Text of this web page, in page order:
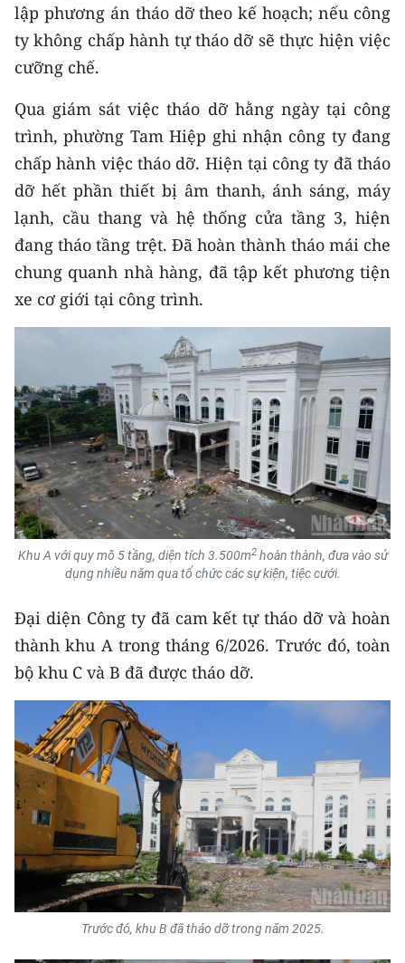
lập phương án tháo dỡ theo kế hoạch; nếu công
ty không chấp hành tự tháo dỡ sẽ thực hiện việc
cưỡng chế.
Qua giám sát việc tháo dỡ hằng ngày tại công
trình, phường Tam Hiệp ghi nhận công ty đang
chấp hành việc tháo dỡ. Hiện tại công ty đã tháo
dỡ hết phần thiết bị âm thanh, ánh sáng, máy
lạnh, cầu thang và hệ thống cửa tầng 3, hiện
đang tháo tầng trệt. Đã hoàn thành tháo mái che
chung quanh nhà hàng, đã tập kết phương tiện
xe cơ giới tại công trình.
Khu A với quy mô 5 tầng, diện tích 3.500m2hoàn thành, đưa vào sử
dụng nhiều năm qua tổ chức các sự kiện, tiệc cưới.
Đại diện Công ty đã cam kết tự tháo dỡ và hoàn
thành khu A trong tháng 6/2026. Trước đó, toàn
bộ khu C và B đã được tháo dỡ.
Trước đó, khu B đã tháo dỡ trong năm 2025.